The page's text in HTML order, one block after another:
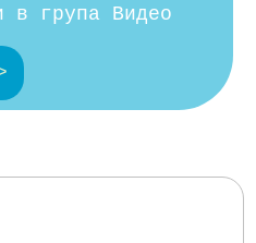
в група Видео